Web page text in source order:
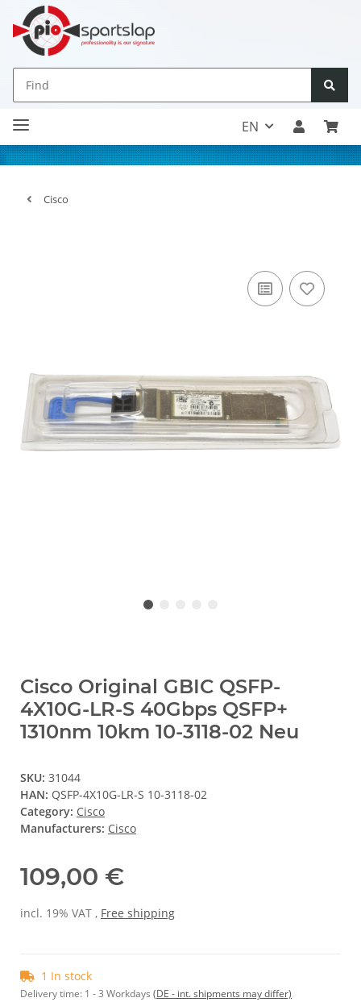
EN
Cisco
Cisco Original GBIC QSFP-
4X10G-LR-S 40Gbps QSFP+
1310nm 10km 10-3118-02 Neu
SKU: 31044
HAN: QSFP-4X10G-LR-S 10-3118-02
Category: Cisco
Manufacturers: Cisco
109,00 €
incl. 19% VAT , Free shipping
1 In stock
Delivery time: 1 - 3 Workdays (DE - int. shipments may differ)